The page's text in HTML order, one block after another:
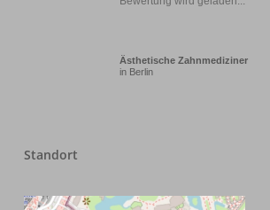
Ästhetische Zahnmediziner
in Berlin
Standort